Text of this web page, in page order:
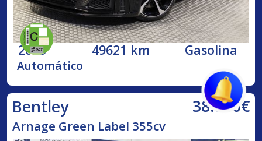
2023 49621 km Gasolina
Automático
Bentley 38.500€
Arnage Green Label 355cv